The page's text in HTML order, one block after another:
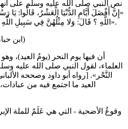
«إِنَّ أَفْضَلَ أَيَّامِ الدُّنْيَا الْعَشْرُ، قَالُوا: يَا
اللَّهِ ؟ قَالَ: وَلا مِثْلُهُنَّ فِي سَبِيلِ اللَّهِ إِلا مَنْ عَفَّرَ وَجْهَهُ فِي التُّرَابِ».
(ابن حبان وصححه الألباني)
العلماء، لقول النبي صلى الله عليه
النَّحْر». [رواه أبو داود وصححه
العيد ما اجتمع فيه من